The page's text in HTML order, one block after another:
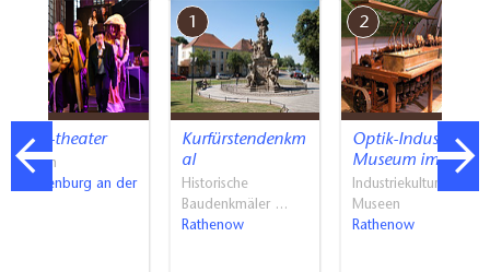
event-theater
Bühnen
Brandenburg an der
1
Kurfürstendenkm
al
Historische
Baudenkmäler …
Rathenow
2
Optik-Industrie-
Museum im…
Industriekultur,
Museen
Rathenow